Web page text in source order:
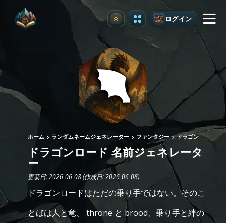
アップグレード ログイン
ホーム ランダムネームジェネレーター ファンタジー ドラゴン
ドラゴンロード 名前ジェネレータ
ー
更新日: 2026-06-08 (作成日: 2026-06-08)
ドラゴンロードはただの乗り手ではない。そのこ
とばは人と竜、 throne と brood、乗り手と絆の